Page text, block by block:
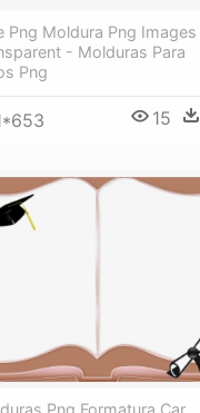
Png Moldura Png Images
- Molduras Para
Png
15
Png Formatura Car